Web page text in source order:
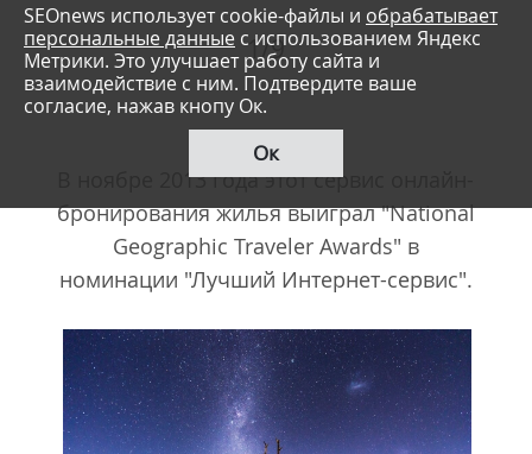
1/9
В ноябре 2013 года этот сервис онлайн-
бронирования жилья выиграл "National
Geographic Traveler Awards" в
номинации "Лучший Интернет-сервис".
SEOnews использует cookie-файлы и обрабатывает
персональные данные с использованием Яндекс
Метрики. Это улучшает работу сайта и
взаимодействие с ним. Подтвердите ваше
согласие, нажав кнопу Ок.
Ок